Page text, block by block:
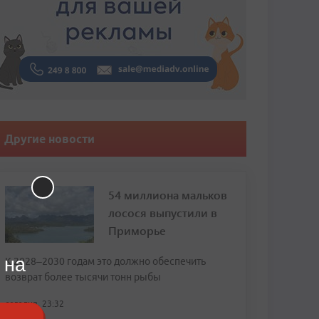
Другие новости
54 миллиона мальков
лосося выпустили в
Приморье
К 2028–2030 годам это должно обеспечить
возврат более тысячи тонн рыбы
сегодня, 23:32